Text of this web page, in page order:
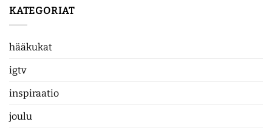
KATEGORIAT
hääkukat
igtv
inspiraatio
joulu